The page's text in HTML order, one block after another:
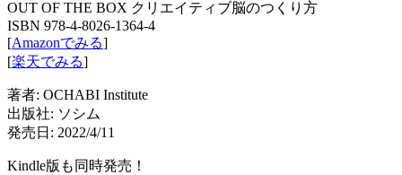
OUT OF THE BOX クリエイティブ脳のつくり方
ISBN 978-4-8026-1364-4
[Amazonでみる]
[楽天でみる]
著者: OCHABI Institute
出版社: ソシム
発売日: 2022/4/11
Kindle版も同時発売！